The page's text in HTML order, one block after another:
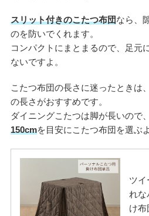
スリット付きのこたつ布団なら、
のを防いでくれます。
コンパクトにまとまるので、足元
ないですよ。
こたつ布団の長さに迷ったときは
の長さがおすすめです。
ダイニングこたつは脚が長いので、
150cmを目安にこたつ布団を選ぶ
ツイ
れな
け布